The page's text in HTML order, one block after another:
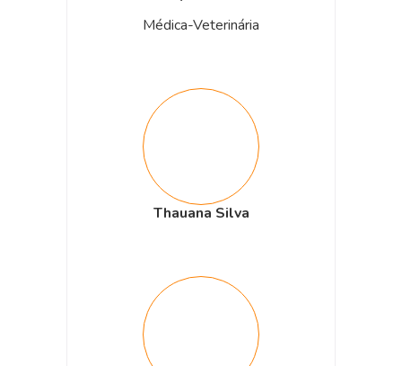
Médica-Veterinária
Thauana Silva